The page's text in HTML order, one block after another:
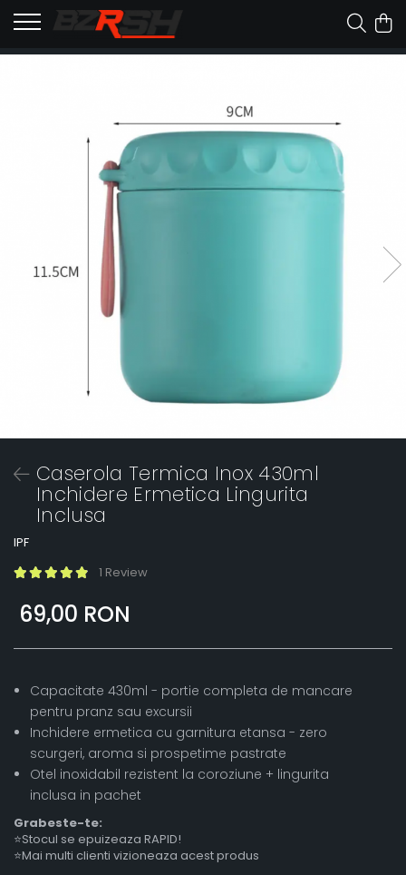
Caserola Termica Inox 430ml
Inchidere Ermetica Lingurita
Inclusa
IPF
1 Review
69,00 RON
Capacitate 430ml - portie completa de mancare
pentru pranz sau excursii
Inchidere ermetica cu garnitura etansa - zero
scurgeri, aroma si prospetime pastrate
Otel inoxidabil rezistent la coroziune + lingurita
inclusa in pachet
Grabeste-te:
⭐Stocul se epuizeaza RAPID!
⭐Mai multi clienti vizioneaza acest produs